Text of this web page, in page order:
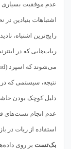
عدم موفقیت بسیاری
اشتباهات بنیادین
رایج‌ترین اشتباه،
ربات‌هایی که در
نتیجه، سیستمی که
دلیل کوچک بودن
عدم انجام تست‌های
استفاده از ربات در
بک‌تست بر روی